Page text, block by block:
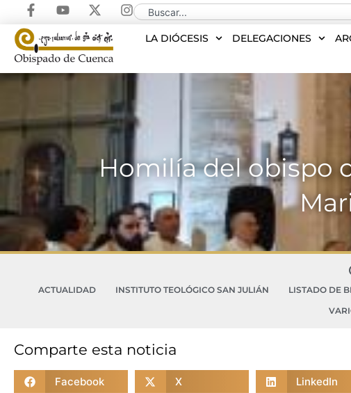
LA DIÓCESIS DELEGACIONES
Homilía del obispo
ACTUALIDAD INSTITUTO TEOLÓGICO SAN JULIÁN LISTADO DE
Comparte esta noticia
Facebook X LinkedIn